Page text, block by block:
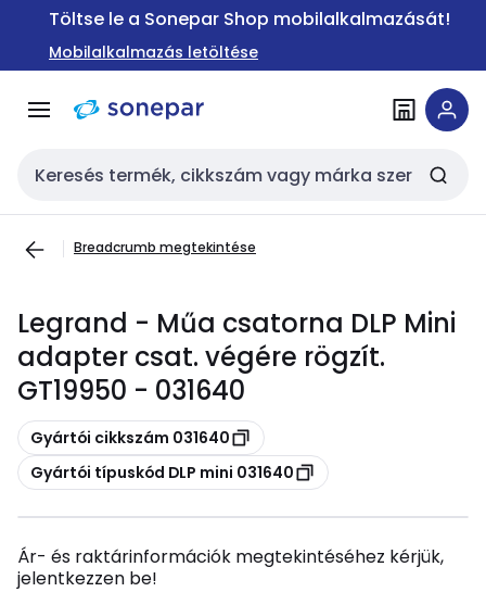
Ugrás a
Ugrás a
tartalomra
Töltse le a Sonepar Shop mobilalkalmazását!
Mobilalkalmazás letöltése
Keresési bemenet
Breadcrumb megtekintése
Legrand - Műa csatorna DLP Mini
adapter csat. végére rögzít.
GT19950 - 031640
Másolás
Gyártói cikkszám 031640
Másolás
Gyártói típuskód DLP mini 031640
Ár- és raktárinformációk megtekintéséhez kérjük,
jelentkezzen be!